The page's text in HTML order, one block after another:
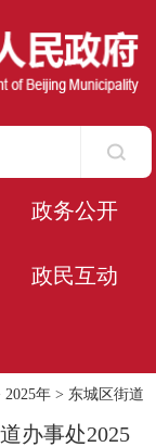
政务公开
政民互动
2025年> 东城区街道
办事处2025